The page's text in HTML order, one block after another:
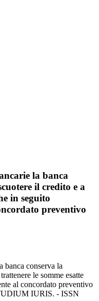
la banca
il credito e a
in seguito
preventivo
banca conserva la
le somme esatte
al concordato preventivo
IURIS. - ISSN